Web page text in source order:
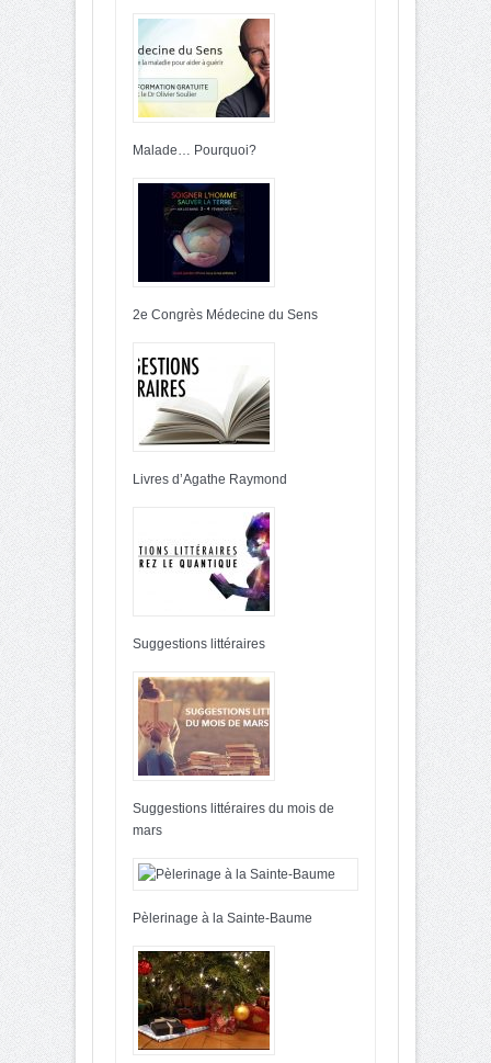
Malade… Pourquoi?
2e Congrès Médecine du Sens
Livres d’Agathe Raymond
Suggestions littéraires
Suggestions littéraires du mois de
mars
Pèlerinage à la Sainte-Baume